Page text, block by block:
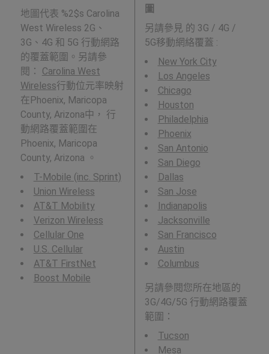
地圖代表 %2$s Carolina
West Wireless 2G、
3G、4G 和 5G 行動網路
的覆蓋範圍。另請參
閱： Carolina West
Wireless行動位元率映射
在Phoenix, Maricopa
County, Arizona中， 行
動網路覆蓋範圍在
Phoenix, Maricopa
County, Arizona 。
T-Mobile (inc. Sprint)
Union Wireless
AT&T Mobility
Verizon Wireless
Cellular One
U.S. Cellular
AT&T FirstNet
Boost Mobile
圖
另請參見 的 3G / 4G /
5G移動網絡覆蓋 :
New York City
Los Angeles
Chicago
Houston
Philadelphia
Phoenix
San Antonio
San Diego
Dallas
San Jose
Indianapolis
Jacksonville
San Francisco
Austin
Columbus
另請參閱您所在地區的
3G/4G/5G 行動網路覆蓋
範圍：
Tucson
Mesa